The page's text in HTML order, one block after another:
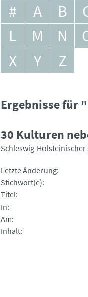
# A B
L
M N
X
Y Z
Ergebnisse für
30 Kulturen
Schleswig-
Letzte Änderung
Stichwort(e)
Titel
In
Am
Inhalt